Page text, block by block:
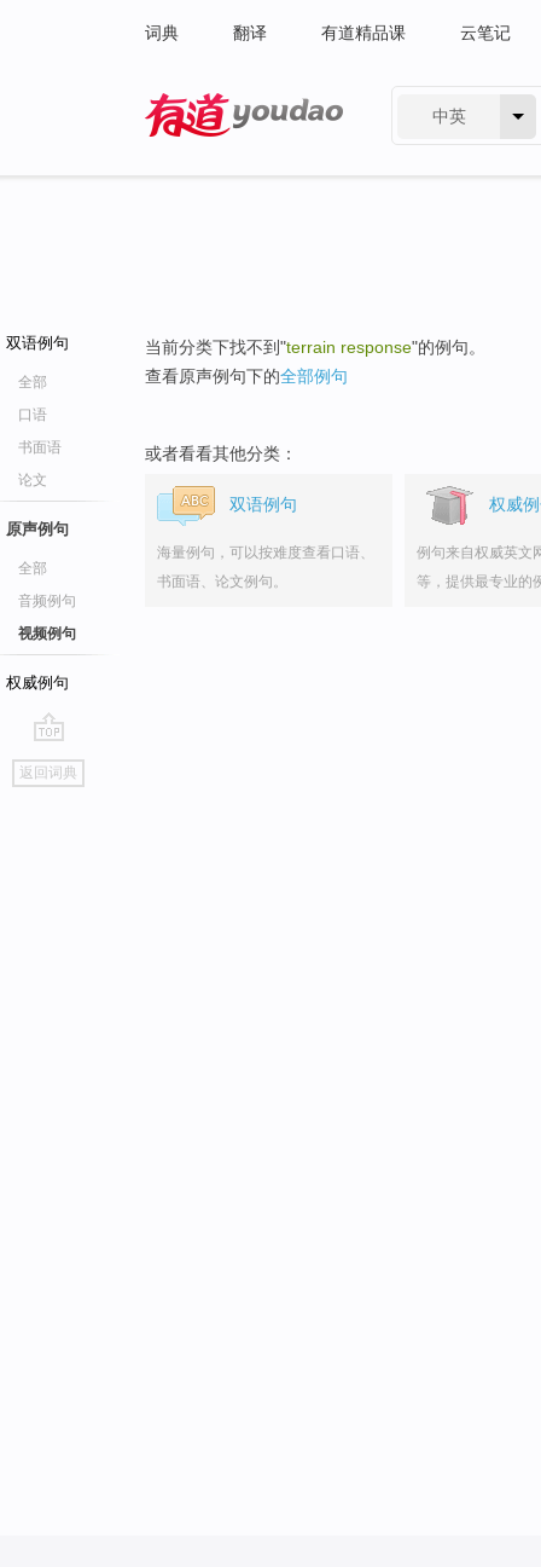
词典 翻译 有道精品课 云笔记
中英
双语例句
全部
口语
书面语
论文
原声例句
全部
音频例句
视频例句
权威例句
go
top
返回词典
当前分类下找不到"terrain response"的例句。
查看原声例句下的全部例句
或者看看其他分类：
双语例句
海量例句，可以按难度查看口语、
书面语、论文例句。
权威
例句来自权威英文
等，提供最专业的